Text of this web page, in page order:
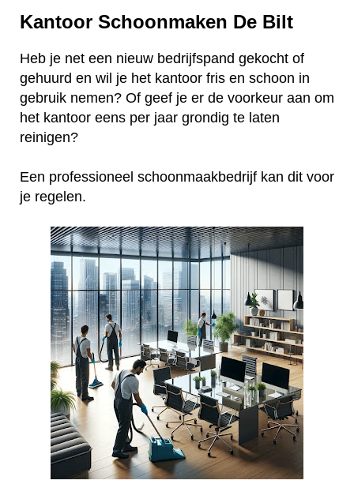
Kantoor Schoonmaken De Bilt
Heb je net een nieuw bedrijfspand gekocht of
gehuurd en wil je het kantoor fris en schoon in
gebruik nemen? Of geef je er de voorkeur aan om
het kantoor eens per jaar grondig te laten
reinigen?
Een professioneel schoonmaakbedrijf kan dit voor
je regelen.